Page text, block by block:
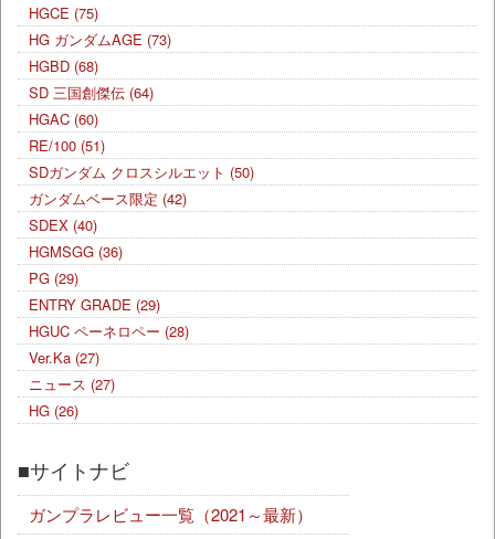
HGCE (75)
HG ガンダムAGE (73)
HGBD (68)
SD 三国創傑伝 (64)
HGAC (60)
RE/100 (51)
SDガンダム クロスシルエット (50)
ガンダムベース限定 (42)
SDEX (40)
HGMSGG (36)
PG (29)
ENTRY GRADE (29)
HGUC ペーネロペー (28)
Ver.Ka (27)
ニュース (27)
HG (26)
■サイトナビ
ガンプラレビュー一覧（2021～最新）